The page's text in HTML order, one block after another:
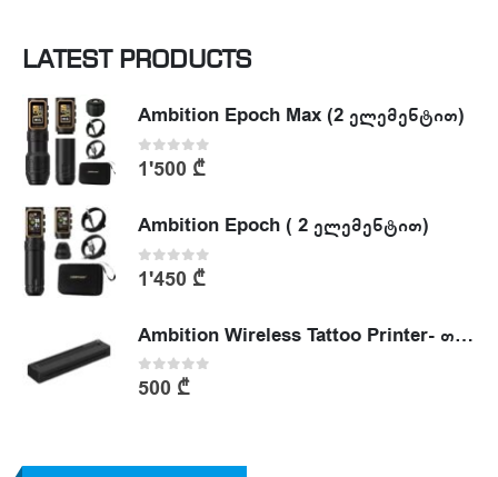
LATEST PRODUCTS
Ambition Epoch Max (2 ელემენტით)
0out of 5
1'500 ₾
Ambition Epoch ( 2 ელემენტით)
0out of 5
1'450 ₾
Ambition Wireless Tattoo Printer- თერმული პრინტერი
0out of 5
500 ₾